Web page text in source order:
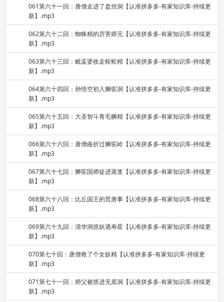
061第六十一回：唐僧走进了盘丝洞【认准拼多多-有家知识库-持续更
新】.mp3
062第六十二回：蜘蛛精的厉害师兄【认准拼多多-有家知识库-持续更
新】.mp3
063第六十三回：毗蓝婆收走蜈蚣精【认准拼多多-有家知识库-持续更
新】.mp3
064第六十四回：孙悟空初入狮驼洞【认准拼多多-有家知识库-持续更
新】.mp3
065第六十五回：大圣智斗青毛狮精【认准拼多多-有家知识库-持续更
新】.mp3
066第六十六回：唐僧曲折过狮驼岭【认准拼多多-有家知识库-持续更
新】.mp3
067第六十七回：狮驼国师徒进蒸笼【认准拼多多-有家知识库-持续更
新】.mp3
068第六十八回：比丘国王的荒唐事【认准拼多多-有家知识库-持续更
新】.mp3
069第六十九回：清华洞抓妖遇寿星【认准拼多多-有家知识库-持续更
新】.mp3
070第七十回：唐僧救了个女妖精【认准拼多多-有家知识库-持续更
新】.mp3
071第七十一回：师父被抓进无底洞【认准拼多多-有家知识库-持续更
新】.mp3